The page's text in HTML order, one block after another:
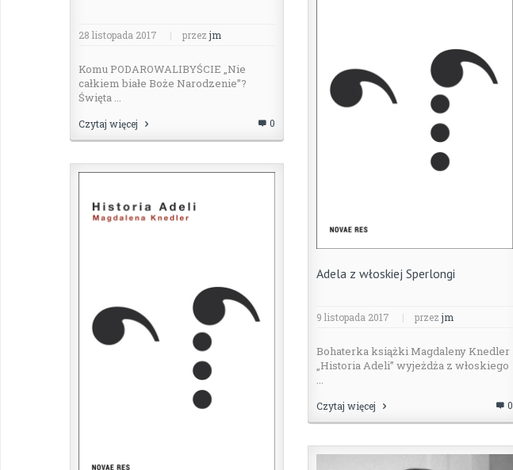
28 listopada 2017 | przez jm
Komu PODAROWALIBYŚCIE „Nie
całkiem białe Boże Narodzenie”?
Święta ...
Czytaj więcej 0
Adela z włoskiej Sperlongi
9 listopada 2017 | przez jm
Bohaterka książki Magdaleny Knedler
„Historia Adeli” wyjeżdża z włoskiego
...
Czytaj więcej 0